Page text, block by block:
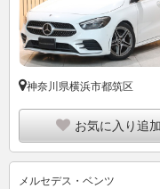
神奈川県横浜市都筑区
お気に入り追加
メルセデス・ベンツ